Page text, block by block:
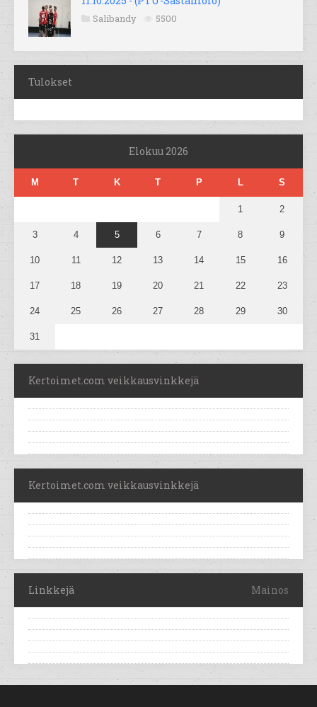
Salibandy 5500
Tulokset
Elokuu 2026
M T K T P L S
1 2
3 4 5 6 7 8 9
10 11 12 13 14 15 16
17 18 19 20 21 22 23
24 25 26 27 28 29 30
31
Kertoimet.com veikkausvinkkejä
Kertoimet.com veikkausvinkkejä
Linkkejä Mainos